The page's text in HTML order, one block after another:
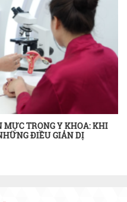
MỰC TRONG Y KHOA: KHI
ĐIỀU GIẢN DỊ